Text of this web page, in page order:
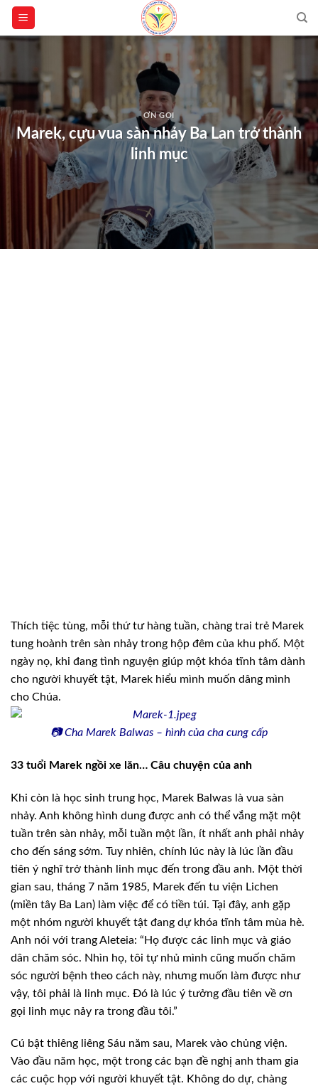
Skip
content
ƠN GỌI
Marek, cựu vua sàn nhảy Ba Lan trở thành
linh mục
Thích tiệc tùng, mỗi thứ tư hàng tuần, chàng trai trẻ Marek
tung hoành trên sàn nhảy trong hộp đêm của khu phố. Một
ngày nọ, khi đang tình nguyện giúp một khóa tĩnh tâm dành
cho người khuyết tật, Marek hiểu mình muốn dâng mình
cho Chúa.
📷 Cha Marek Balwas – hình của cha cung cấp
33 tuổi Marek ngồi xe lăn… Câu chuyện của anh
Khi còn là học sinh trung học, Marek Balwas là vua sàn
nhảy. Anh không hình dung được anh có thể vắng mặt một
tuần trên sàn nhảy, mỗi tuần một lần, ít nhất anh phải nhảy
cho đến sáng sớm. Tuy nhiên, chính lúc này là lúc lần đầu
tiên ý nghĩ trở thành linh mục đến trong đầu anh. Một thời
gian sau, tháng 7 năm 1985, Marek đến tu viện Lichen
(miền tây Ba Lan) làm việc để có tiền túi. Tại đây, anh gặp
một nhóm người khuyết tật đang dự khóa tĩnh tâm mùa hè.
Anh nói với trang Aleteia: “Họ được các linh mục và giáo
dân chăm sóc. Nhìn họ, tôi tự nhủ mình cũng muốn chăm
sóc người bệnh theo cách này, nhưng muốn làm được như
vậy, tôi phải là linh mục. Đó là lúc ý tưởng đầu tiên về ơn
gọi linh mục nảy ra trong đầu tôi.”
Cú bật thiêng liêng Sáu năm sau, Marek vào chủng viện.
Vào đầu năm học, một trong các bạn đề nghị anh tham gia
các cuộc họp với người khuyết tật. Không do dự, chàng